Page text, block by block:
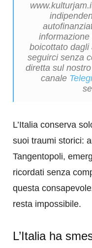
boicottato
seguirci senza
diretta sul
canale
L’Italia conserva
suoi traumi storici:
Tangentopoli,
ricordati senza
questa
resta impossibile.
L’Italia ha